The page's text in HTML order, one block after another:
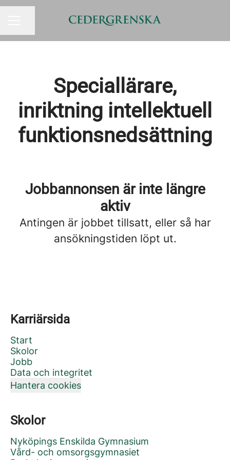
Speciallärare,
inriktning intellektuell
funktionsnedsättning
Jobbannonsen är inte längre
aktiv
Antingen är jobbet tillsatt, eller så har
ansökningstiden löpt ut.
Karriärsida
Start
Skolor
Jobb
Data och integritet
Hantera cookies
Skolor
Nyköpings Enskilda Gymnasium
Vård- och omsorgsgymnasiet